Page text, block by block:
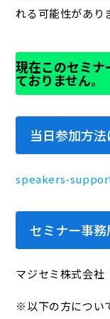
れる可能性があり
現在このセミナ
ておりません。
当日参加方
speakers-
セミナー事務
マジセミ株式会社
※以下の方につい